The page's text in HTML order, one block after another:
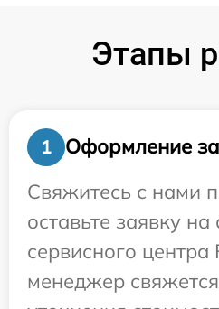
Этапы
1
Оформление
Свяжитесь с нами
оставьте заявку на
сервисного
менеджер